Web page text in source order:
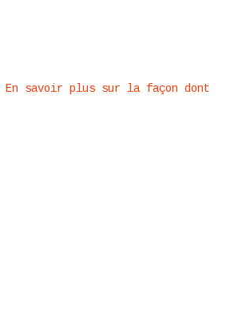
En savoir plus sur la façon dont